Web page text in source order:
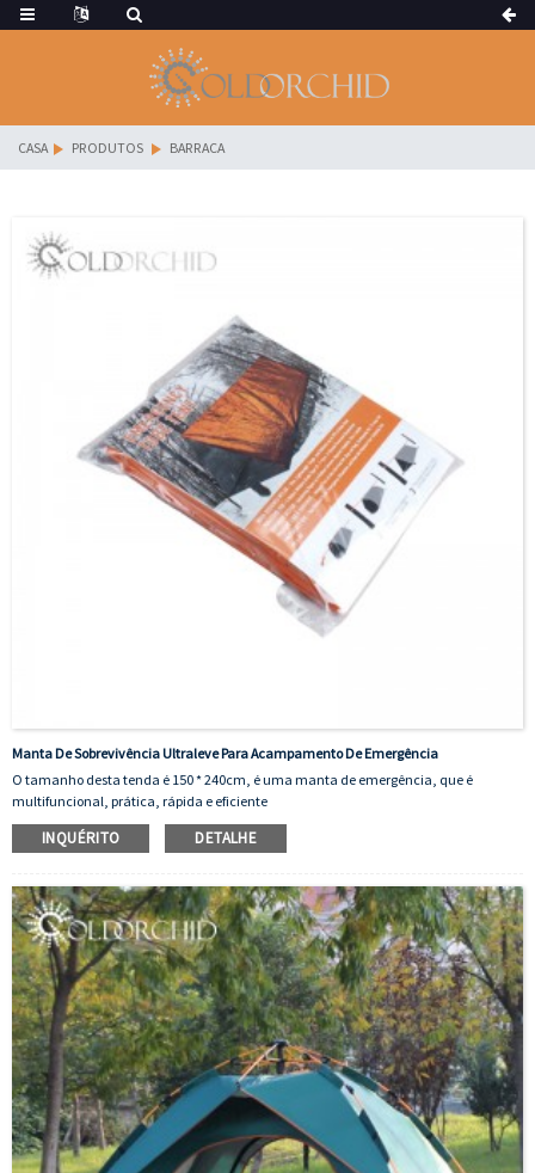
CASA PRODUTOS BARRACA
Manta De Sobrevivência Ultraleve Para Acampamento De Emergência
O tamanho desta tenda é 150 * 240cm, é uma manta de emergência, que é
multifuncional, prática, rápida e eficiente
INQUÉRITO DETALHE